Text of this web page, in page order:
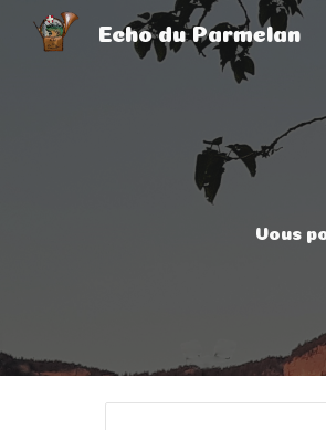
Echo du Parmelan
Vous